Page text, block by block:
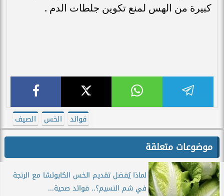
كبيرة من الهس لمنع تكوين جلطات الدم .
فوائد الخس الصيف
موضوعات متعلقة
لماذا يُفضل تقديم الخس الكابوتشا مع الرنجة
في شم النسيم؟.. فوائد صحية...